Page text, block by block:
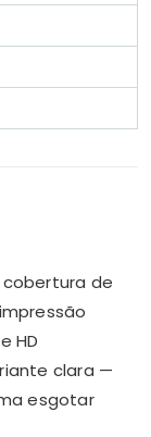
de
HD
clara —
esgotar